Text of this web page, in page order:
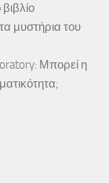
μυστήρια του
Μπορεί η